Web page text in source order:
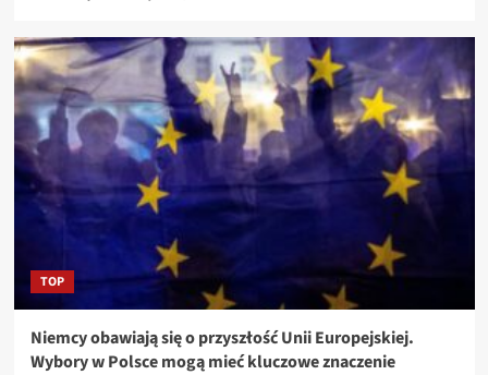
TOP
Niemcy obawiają się o przyszłość Unii Europejskiej.
Wybory w Polsce mogą mieć kluczowe znaczenie